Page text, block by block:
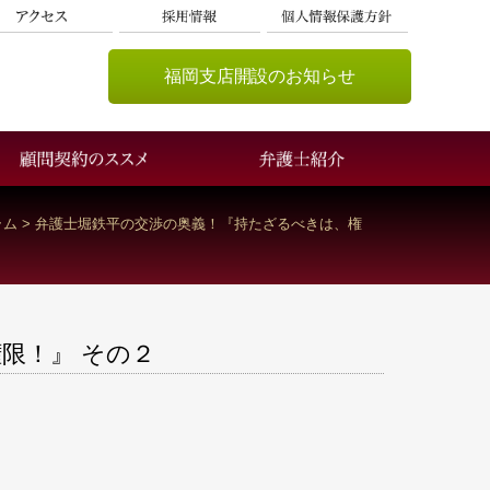
福岡支店開設のお知らせ
ム >弁護士堀鉄平の交渉の奥義！『持たざるべきは、権
！』 その２